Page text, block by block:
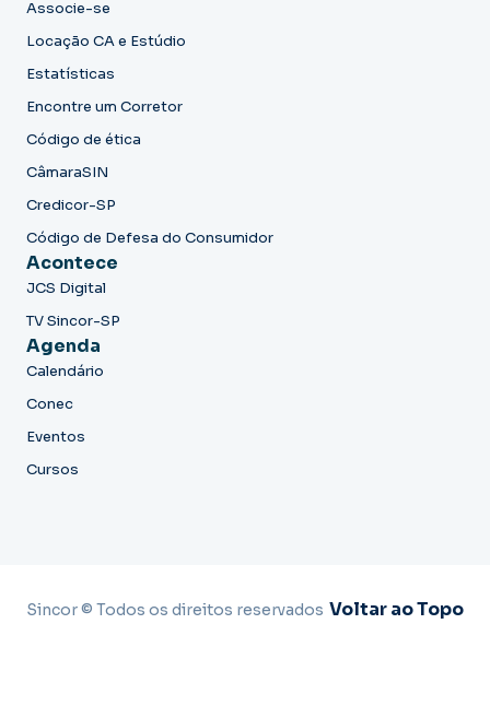
Associe-se
Locação CA e Estúdio
Estatísticas
Encontre um Corretor
Código de ética
CâmaraSIN
Credicor-SP
Código de Defesa do Consumidor
Acontece
JCS Digital
TV Sincor-SP
Agenda
Calendário
Conec
Eventos
Cursos
Sincor © Todos os direitos reservados Voltar ao Topo